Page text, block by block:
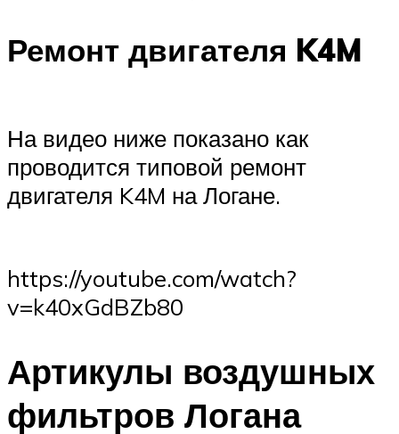
Ремонт двигателя K4M
На видео ниже показано как
проводится типовой ремонт
двигателя K4M на Логане.
https://youtube.com/watch?
v=k40xGdBZb80
Артикулы воздушных
фильтров Логана